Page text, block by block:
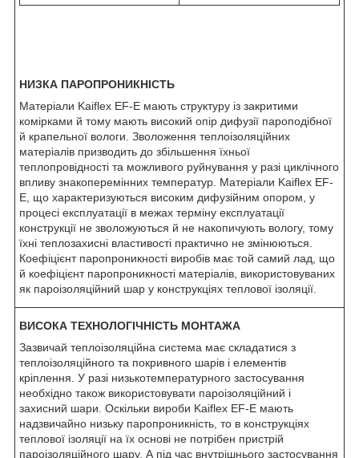
НИЗКА ПАРОПРОНИКНІСТЬ
Матеріали Kaiflex EF-E мають структуру із закритими
комірками й тому мають високий опір дифузії пароподібної
й крапельної вологи. Зволоження теплоізоляційних
матеріалів призводить до збільшення їхньої
теплопровідності та можливого руйнування у разі циклічного
впливу знакоперемінних температур. Матеріали Kaiflex EF-
E, що характеризуються високим дифузійним опором, у
процесі експлуатації в межах терміну експлуатації
конструкції не зволожуються й не накопичують вологу, тому
їхні теплозахисні властивості практично не змінюються.
Коефіцієнт паропроникності виробів має той самий лад, що
й коефіцієнт паропроникності матеріалів, використовуваних
як пароізоляційний шар у конструкціях теплової ізоляції.
ВИСОКА ТЕХНОЛОГІЧНІСТЬ МОНТАЖА
Зазвичай теплоізоляційна система має складатися з
теплоізоляційного та покривного шарів і елементів
кріплення. У разі низькотемпературного застосування
необхідно також використовувати пароізоляційний і
захисний шари. Оскільки вироби Kaiflex EF-E мають
надзвичайно низьку паропроникність, то в конструкціях
теплової ізоляції на їх основі не потрібен пристрій
пароізоляційного шару. А під час внутрішнього застосування